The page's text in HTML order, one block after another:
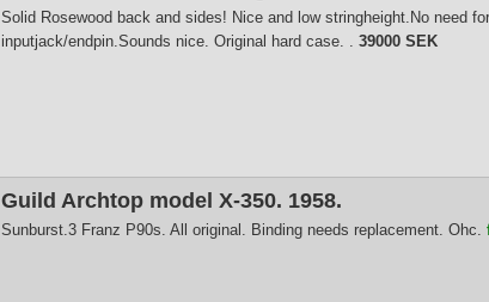
Solid Rosewood back and sides! Nice and low stringheight.No need
inputjack/endpin.Sounds nice. Original hard case. . 39000 SEK
Guild Archtop model X-350. 1958.
Sunburst.3 Franz P90s. All original. Binding needs replacement. Ohc.